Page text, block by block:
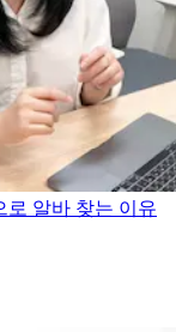
로 알바 찾는 이유